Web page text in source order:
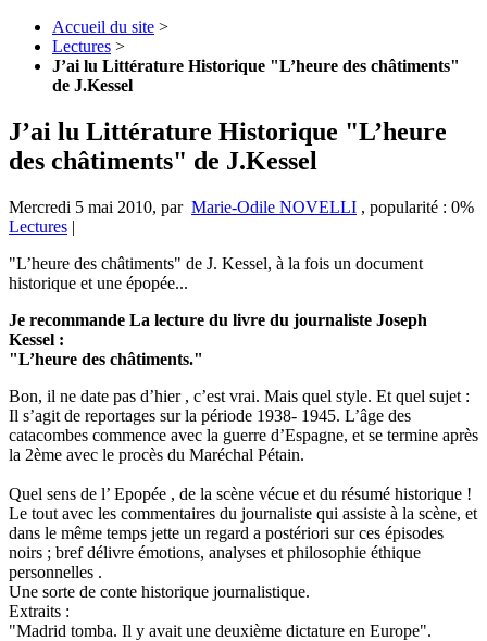
Accueil du site >
Lectures >
J’ai lu Littérature Historique "L’heure des châtiments"
de J.Kessel
J’ai lu Littérature Historique "L’heure
des châtiments" de J.Kessel
Mercredi 5 mai 2010, par Marie-Odile NOVELLI , popularité : 0%
Lectures |
"L’heure des châtiments" de J. Kessel, à la fois un document
historique et une épopée...
Je recommande La lecture du livre du journaliste Joseph
Kessel :
"L’heure des châtiments."
Bon, il ne date pas d’hier , c’est vrai. Mais quel style. Et quel sujet :
Il s’agit de reportages sur la période 1938- 1945. L’âge des
catacombes commence avec la guerre d’Espagne, et se termine après
la 2ème avec le procès du Maréchal Pétain.
Quel sens de l’ Epopée , de la scène vécue et du résumé historique !
Le tout avec les commentaires du journaliste qui assiste à la scène, et
dans le même temps jette un regard a postériori sur ces épisodes
noirs ; bref délivre émotions, analyses et philosophie éthique
personnelles .
Une sorte de conte historique journalistique.
Extraits :
"Madrid tomba. Il y avait une deuxième dictature en Europe".